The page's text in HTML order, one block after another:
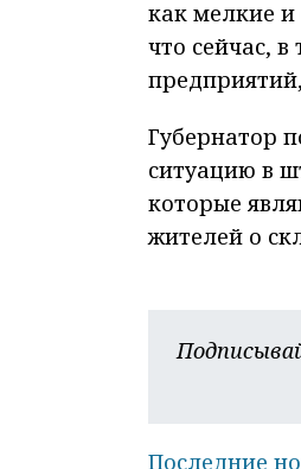
как мелкие
что сейчас,
Губернатор
ситуацию в
которые
жителей о
Последние